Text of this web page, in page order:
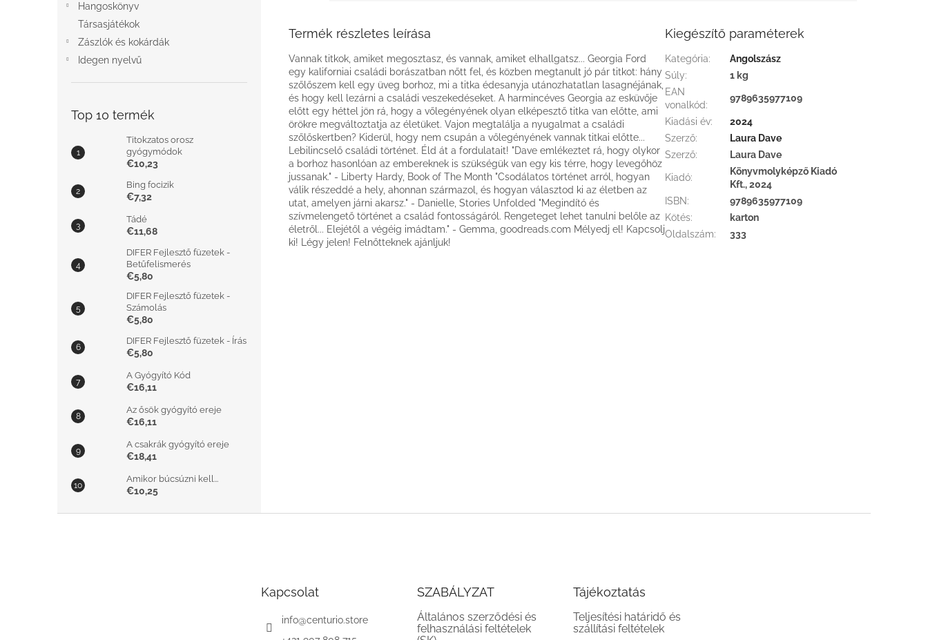
Hangoskönyv
Társasjátékok
Zászlók és kokárdák
Idegen nyelvű
Top 10 termék
Titokzatos orosz
gyógymódok
€10,23
Bing focizik
€7,32
Tádé
€11,68
DIFER Fejlesztő füzetek -
Betűfelismerés
€5,80
DIFER Fejlesztő füzetek -
Számolás
€5,80
DIFER Fejlesztő füzetek - Írás
€5,80
A Gyógyító Kód
€16,11
Az ősök gyógyító ereje
€16,11
A csakrák gyógyító ereje
€18,41
Amikor búcsúzni kell...
€10,25
Termék részletes leírása
Vannak titkok, amiket megosztasz, és vannak, amiket elhallgatsz... Georgia Ford
egy kaliforniai családi borászatban nőtt fel, és közben megtanult jó pár titkot: hány
szőlőszem kell egy üveg borhoz, mi a titka édesanyja utánozhatatlan lasagnéjának,
és hogy kell lezárni a családi veszekedéseket. A harmincéves Georgia az esküvője
előtt egy héttel jön rá, hogy a vőlegényének olyan elképesztő titka van előtte, ami
örökre megváltoztatja az életüket. Vajon megtalálja a nyugalmat a családi
szőlőskertben? Kiderül, hogy nem csupán a vőlegényének vannak titkai előtte...
Lebilincselő családi történet. Éld át a fordulatait! "Dave emlékeztet rá, hogy olykor
a borhoz hasonlóan az embereknek is szükségük van egy kis térre, hogy levegőhöz
jussanak." - Liberty Hardy, Book of The Month "Csodálatos történet arról, hogyan
válik részeddé a hely, ahonnan származol, és hogyan választod ki az életben az
utat, amelyen járni akarsz." - Danielle, Stories Unfolded "Megindító és
szívmelengető történet a család fontosságáról. Rengeteget lehet tanulni belőle az
életről... Elejétől a végéig imádtam." - Gemma, goodreads.com Mélyedj el! Kapcsolj
ki! Légy jelen! Felnőtteknek ajánljuk!
Kiegészítő paraméterek
Kategória:
Angolszász
Súly:
1 kg
EAN
vonalkód:
9789635977109
Kiadási év:
2024
Szerző:
Laura Dave
Szerző: Laura Dave
Kiadó:
Könyvmolyképző Kiadó
Kft., 2024
ISBN:
9789635977109
Kötés:
karton
Oldalszám: 333
Kapcsolat
info@centurio.store
SZABÁLYZAT
Általános szerződési és
felhasználási feltételek
Tájékoztatás
Teljesítési határidő és
szállítási feltételek